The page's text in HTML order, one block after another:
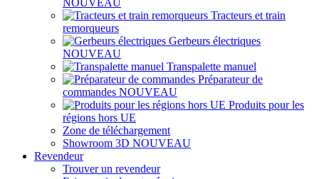
NOUVEAU
Tracteurs et train
remorqueurs
Gerbeurs électriques
NOUVEAU
Transpalette manuel
Préparateur de
commandes NOUVEAU
Produits pour les
régions hors UE
Zone de téléchargement
Showroom 3D NOUVEAU
Revendeur
Trouver un revendeur